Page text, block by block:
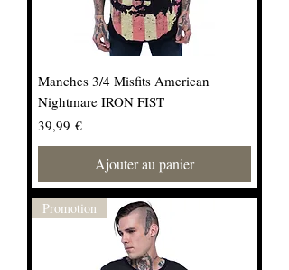
Manches 3/4 Misfits American
Nightmare IRON FIST
Prix
39,99 €
Ajouter au panier
Promotion